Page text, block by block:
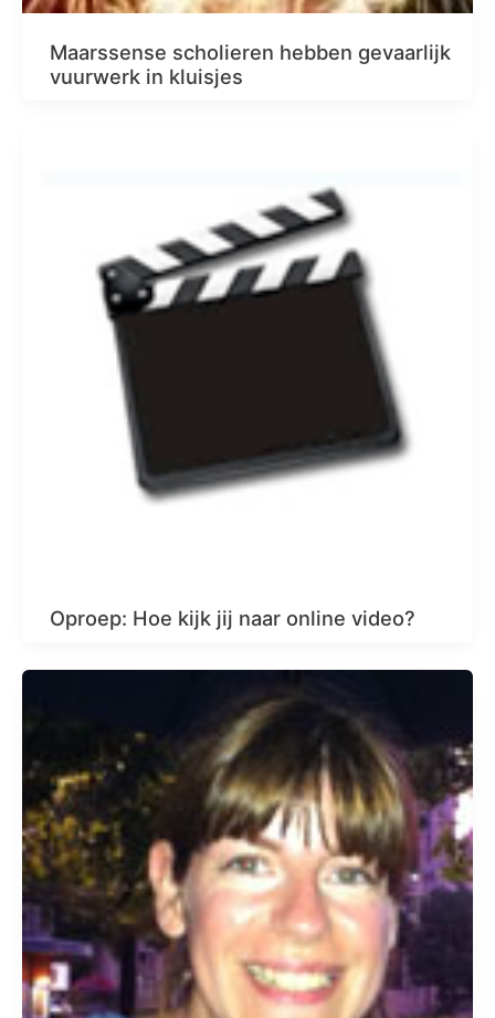
Maarssense scholieren hebben gevaarlijk
vuurwerk in kluisjes
Oproep: Hoe kijk jij naar online video?